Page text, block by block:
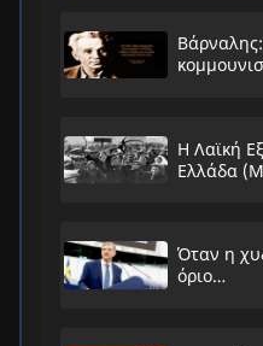
Η Λαϊκή
Ελλάδα
Όταν η
όριο…